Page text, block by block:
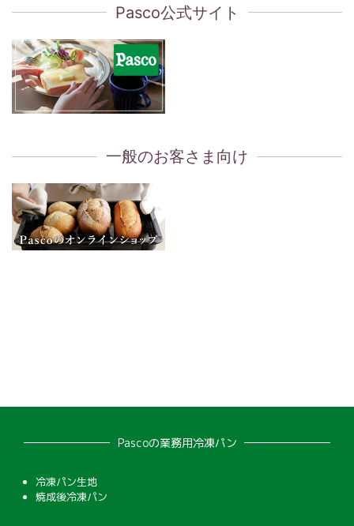
Pasco公式サイト
一般のお客さま向け
Pascoの業務用冷凍パン
冷凍パン生地
焼成後冷凍パン